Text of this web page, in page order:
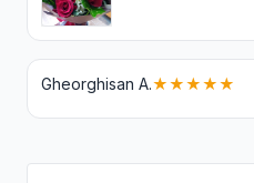
Gheorghisan A.★★★★★